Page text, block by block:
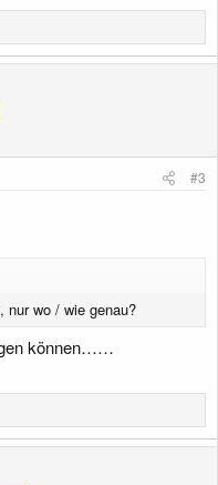
#3
nur wo / wie genau?
können……